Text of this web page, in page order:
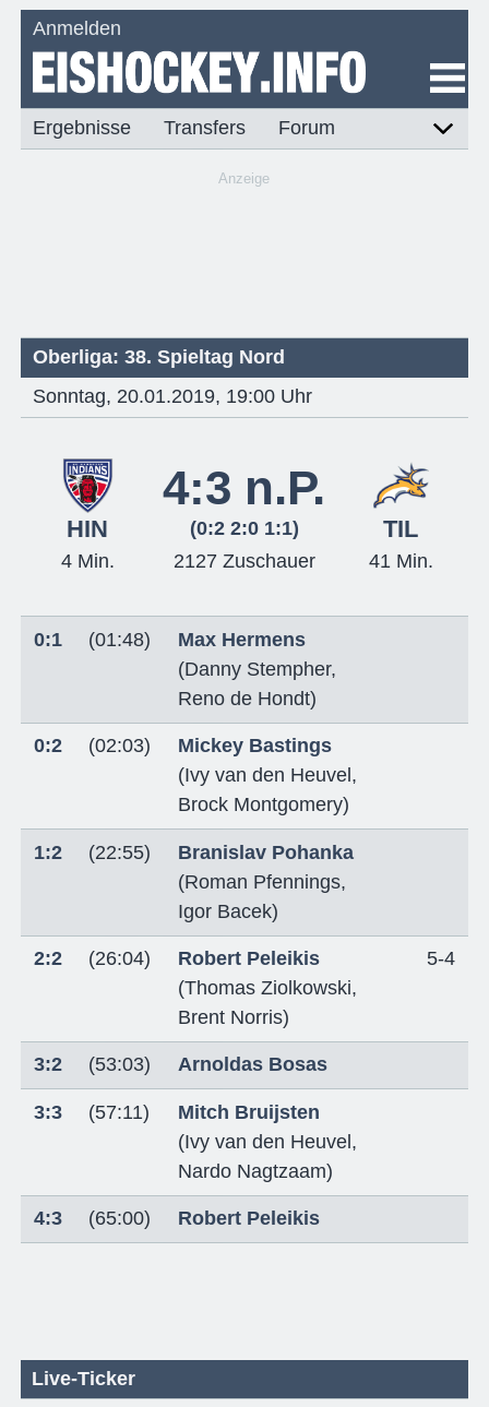
Anmelden
Ergebnisse Transfers Forum
Anzeige
Oberliga: 38. Spieltag Nord
Sonntag, 20.01.2019, 19:00 Uhr
HIN
4:3 n.P.
(0:2 2:0 1:1) TIL
4 Min. 2127 Zuschauer 41 Min.
0:1 (01:48)
Max Hermens
(Danny Stempher,
Reno de Hondt)
0:2 (02:03)
Mickey Bastings
(Ivy van den Heuvel ,
Brock Montgomery)
1:2 (22:55)
Branislav Pohanka
(Roman Pfennings,
Igor Bacek)
2:2 (26:04)
Robert Peleikis
(Thomas Ziolkowski,
Brent Norris)
5-4
3:2 (53:03) Arnoldas Bosas
3:3 (57:11)
Mitch Bruijsten
(Ivy van den Heuvel,
Nardo Nagtzaam)
4:3 (65:00) Robert Peleikis
Live-Ticker